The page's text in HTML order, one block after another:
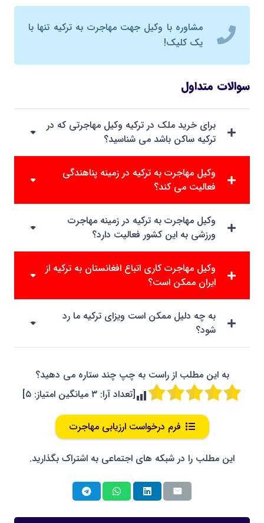
مشاوره با وکیل جهت مهاجرت به ترکیه تنها با
یک کلیک!
سوالات متداول
برای خرید ملک در ترکیه وکیل مهاجرتی که در
ترکیه ساکن باشد می شناسید؟
وکیل مهاجرت به ترکیه در زمینه پناهندگی
فعالیت می کند؟
وکیل مهاجرت به ترکیه در زمینه مهاجرت
ورزشی به این کشور فعالیت دارد؟
وکیل مهاجرت کاری اتباع افغانستان به ترکیه از
ایران ممکن است؟
به چه دلیل ممکن است ویزای ترکیه ما رد
شود؟
به این مطلب از راست به چپ چند ستاره می دهید؟
[تعداد آرا: ۳ میانگین امتیاز: ۵]
فرم درخواست ارزیابی مهاجرت
این مطلب را در شبکه های اجتماعی به اشتراک بگذارید.